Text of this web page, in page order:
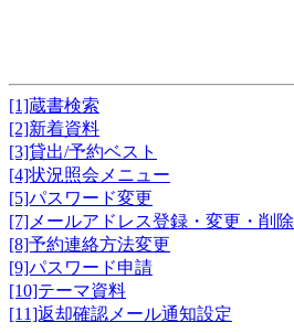
[1]蔵書検索
[2]新着資料
[3]貸出/予約ベスト
[4]状況照会メニュー
[5]パスワード変更
[7]メールアドレス登録・変更・削除
[8]予約連絡方法変更
[9]パスワード申請
[10]テーマ資料
[11]返却確認メール通知設定